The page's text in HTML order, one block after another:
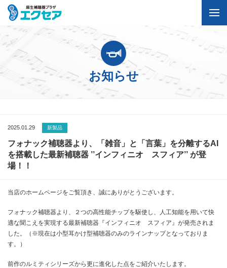
お知らせ
2025.01.29 新製品
フォナック補聴器より、「雑音」と「言葉」を分離するAI
を搭載した最新補聴器 ’’インフィニオ スフィア’’ が登
場！！
当店のホームページをご覧頂き、誠にありがとうございます。
フォナック補聴器より、２つの高性能チップを駆使し、人工知能を用いて快
適な聞こえを実現する最新補聴器『インフィニオ スフィア』が発売されま
した。（※現在は小型耳かけ型補聴器のみのラインナップとなっておりま
す。）
前作のルミティシリーズから更に進化した点をご紹介いたします。